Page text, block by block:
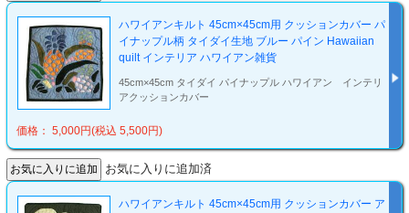
ハワイアンキルト 45cm×45cm用 クッションカバー パ
イナップル柄 タイダイ生地 ブルー パイン Hawaiian
quilt インテリア ハワイアン雑貨
45cm×45cm タイダイ パイナップル ハワイアン インテリ
アクッションカバー
価格： 5,000円(税込 5,500円)
お気に入りに追加済
ハワイアンキルト 45cm×45cm用 クッションカバー ア